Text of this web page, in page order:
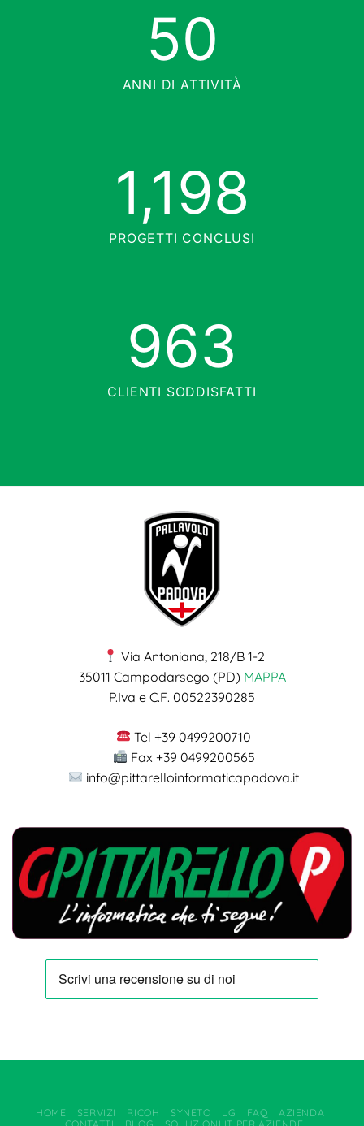
50
ANNI DI ATTIVITÀ
1,221
PROGETTI CONCLUSI
967
CLIENTI SODDISFATTI
Via Antoniana, 218/B 1-2
35011 Campodarsego (PD) MAPPA
P.Iva e C.F. 00522390285
Tel +39 0499200710
Fax +39 0499200565
info@pittarelloinformaticapadova.it
HOME SERVIZI RICOH SYNETO LG FAQ
AZIENDA